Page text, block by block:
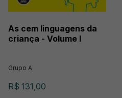
As cem linguagens da
criança - Volume I
Grupo A
R$ 131,00